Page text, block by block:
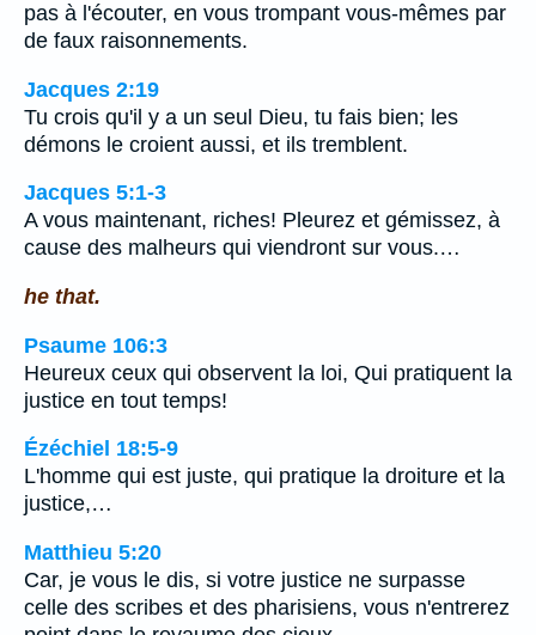
pas à l'écouter, en vous trompant vous-mêmes par
de faux raisonnements.
Jacques 2:19
Tu crois qu'il y a un seul Dieu, tu fais bien; les
démons le croient aussi, et ils tremblent.
Jacques 5:1-3
A vous maintenant, riches! Pleurez et gémissez, à
cause des malheurs qui viendront sur vous.…
he that.
Psaume 106:3
Heureux ceux qui observent la loi, Qui pratiquent la
justice en tout temps!
Ézéchiel 18:5-9
L'homme qui est juste, qui pratique la droiture et la
justice,…
Matthieu 5:20
Car, je vous le dis, si votre justice ne surpasse
celle des scribes et des pharisiens, vous n'entrerez